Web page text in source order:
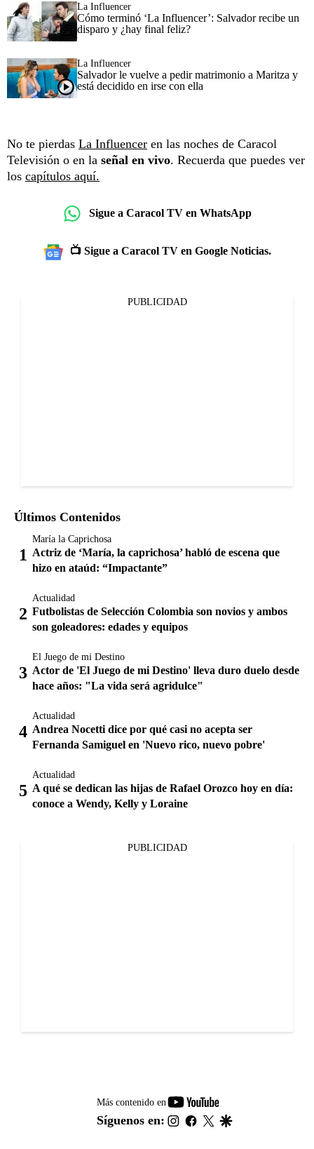
La Influencer
Cómo terminó ‘La Influencer’: Salvador recibe un
disparo y ¿hay final feliz?
La Influencer
Salvador le vuelve a pedir matrimonio a Maritza y
está decidido en irse con ella
No te pierdas La Influencer en las noches de Caracol
Televisión o en la señal en vivo. Recuerda que puedes ver
los capítulos aquí.
Sigue a Caracol TV en WhatsApp
📺 Sigue a Caracol TV en Google Noticias.
PUBLICIDAD
Últimos Contenidos
María la Caprichosa
Actriz de ‘María, la caprichosa’ habló de escena que
hizo en ataúd: “Impactante”
Actualidad
Futbolistas de Selección Colombia son novios y ambos
son goleadores: edades y equipos
El Juego de mi Destino
Actor de 'El Juego de mi Destino' lleva duro duelo desde
hace años: "La vida será agridulce"
Actualidad
Andrea Nocetti dice por qué casi no acepta ser
Fernanda Samiguel en 'Nuevo rico, nuevo pobre'
Actualidad
A qué se dedican las hijas de Rafael Orozco hoy en día:
conoce a Wendy, Kelly y Loraine
PUBLICIDAD
Más contenido en
youtube-
footer
Síguenos en: instagram
facebook
twitter